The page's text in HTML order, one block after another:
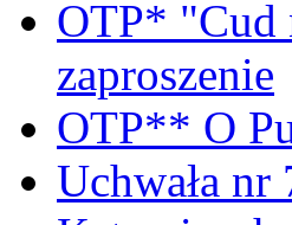
OTP* "Cud
zaproszenie
OTP** O
Uchwała